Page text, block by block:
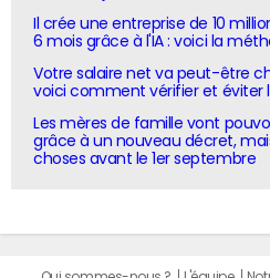
Il crée une entreprise de 10
6 mois grâce à l'IA : voici la
Votre salaire net va peut-être
voici comment vérifier et éviter
Les mères de famille vont
grâce à un nouveau décret,
choses avant le 1er septembre